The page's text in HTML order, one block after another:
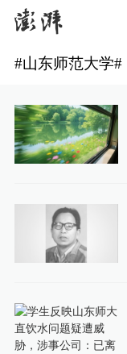
#山东师范大学#